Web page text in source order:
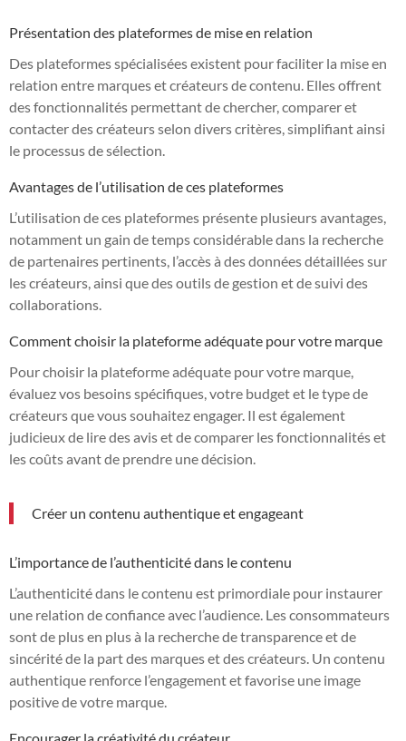
Présentation des plateformes de mise en relation
Des plateformes spécialisées existent pour faciliter la mise en
relation entre marques et créateurs de contenu. Elles offrent
des fonctionnalités permettant de chercher, comparer et
contacter des créateurs selon divers critères, simplifiant ainsi
le processus de sélection.
Avantages de l’utilisation de ces plateformes
L’utilisation de ces plateformes présente plusieurs avantages,
notamment un gain de temps considérable dans la recherche
de partenaires pertinents, l’accès à des données détaillées sur
les créateurs, ainsi que des outils de gestion et de suivi des
collaborations.
Comment choisir la plateforme adéquate pour votre marque
Pour choisir la plateforme adéquate pour votre marque,
évaluez vos besoins spécifiques, votre budget et le type de
créateurs que vous souhaitez engager. Il est également
judicieux de lire des avis et de comparer les fonctionnalités et
les coûts avant de prendre une décision.
Créer un contenu authentique et engageant
L’importance de l’authenticité dans le contenu
L’authenticité dans le contenu est primordiale pour instaurer
une relation de confiance avec l’audience. Les consommateurs
sont de plus en plus à la recherche de transparence et de
sincérité de la part des marques et des créateurs. Un contenu
authentique renforce l’engagement et favorise une image
positive de votre marque.
Encourager la créativité du créateur